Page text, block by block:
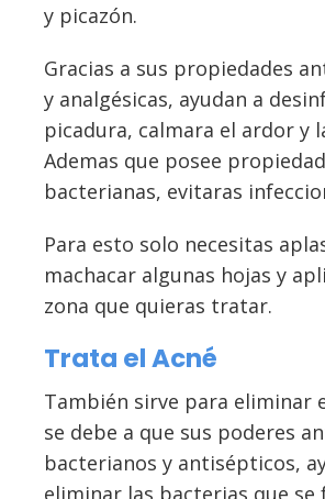
y picazón.
Gracias a sus propiedades
y analgésicas, ayudan a
picadura, calmara el ardor y
Ademas que posee
bacterianas, evitaras
Para esto solo necesitas
machacar algunas hojas y
zona que quieras tratar.
Trata el Acné
También sirve para eliminar
se debe a que sus poderes
bacterianos y antisépticos,
eliminar las bacterias que se